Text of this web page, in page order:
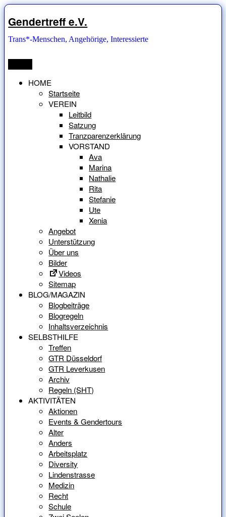
Zum
Inhalt
springen
Gendertreff e.V.
Trans*-Menschen, Angehörige, Interessierte
HOME
Startseite
VEREIN
Leitbild
Satzung
Tranzparenzerklärung
VORSTAND
Ava
Marina
Nathalie
Rita
Stefanie
Ute
Xenia
Angebot
Unterstützung
Über uns
Bilder
Videos
Sitemap
BLOG/MAGAZIN
Blogbeiträge
Blogregeln
Inhaltsverzeichnis
SELBSTHILFE
Treffen
GTR Düsseldorf
GTR Leverkusen
Archiv
Regeln (SHT)
AKTIVITÄTEN
Aktionen
Events & Gendertours
Alter
Anders
Arbeitsplatz
Diversity
Lindenstrasse
Medizin
Recht
Schule